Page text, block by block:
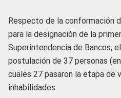
Respecto de la conformación
para la designación de la
Superintendencia de Bancos,
postulación de 37 personas
cuales 27 pasaron la etapa de
inhabilidades.